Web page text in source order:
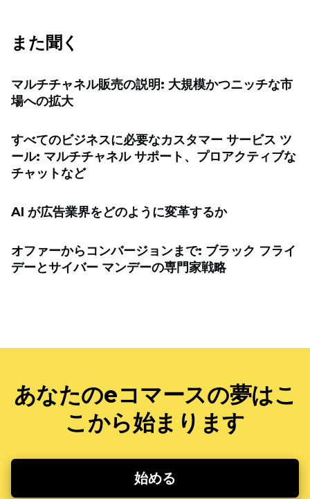
また聞く
マルチチャネル販売の説明: 大規模かつニッチな市
場への拡大
すべてのビジネスに必要なカスタマー サービス ツ
ール: マルチチャネル サポート、プロアクティブな
チャットなど
AI が広告業界をどのように変革するか
オファーからコンバージョンまで: ブラック フライ
デーとサイバー マンデーの専門家戦略
あなたのeコマースの夢はこ
こから始まります
始める